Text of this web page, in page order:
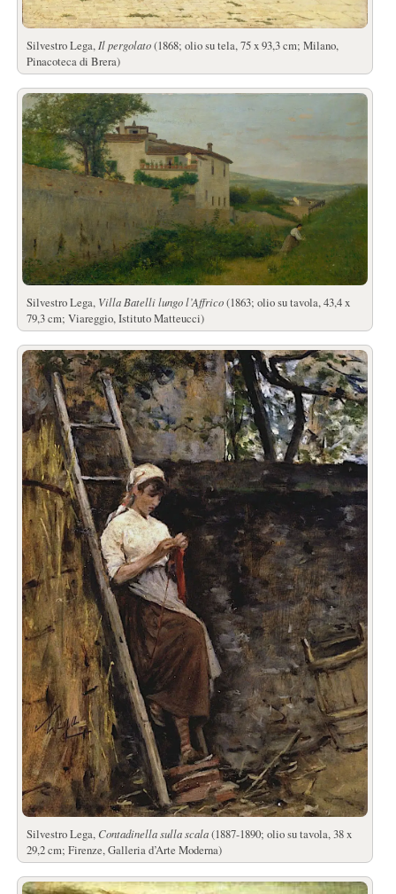
Silvestro Lega, Il pergolato(1868; olio su tela, 75 x 93,3 cm; Milano,
Pinacoteca di Brera)
Silvestro Lega, Villa Batelli lungo l’Affrico(1863; olio su tavola, 43,4 x
79,3 cm; Viareggio, Istituto Matteucci)
Silvestro Lega, Contadinella sulla scala(1887-1890; olio su tavola, 38 x
29,2 cm; Firenze, Galleria d’Arte Moderna)